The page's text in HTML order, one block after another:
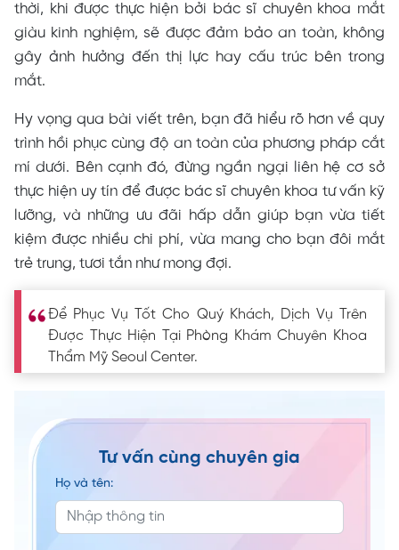
thời, khi được thực hiện bởi bác sĩ chuyên khoa mắt
giàu kinh nghiệm, sẽ được đảm bảo an toàn, không
gây ảnh hưởng đến thị lực hay cấu trúc bên trong
mắt.
Hy vọng qua bài viết trên, bạn đã hiểu rõ hơn về quy
trình hồi phục cùng độ an toàn của phương pháp cắt
mí dưới. Bên cạnh đó, đừng ngần ngại liên hệ cơ sở
thực hiện uy tín để được bác sĩ chuyên khoa tư vấn kỹ
lưỡng, và những ưu đãi hấp dẫn giúp bạn vừa tiết
kiệm được nhiều chi phí, vừa mang cho bạn đôi mắt
trẻ trung, tươi tắn như mong đợi.
Để Phục Vụ Tốt Cho Quý Khách, Dịch Vụ Trên
Được Thực Hiện Tại Phòng Khám Chuyên Khoa
Thẩm Mỹ Seoul Center.
Tư vấn cùng chuyên gia
Họ và tên: